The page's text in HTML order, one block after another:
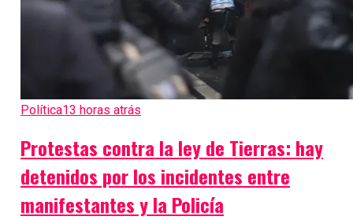
Política13 horas atrás
Protestas contra la ley de Tierras: hay
detenidos por los incidentes entre
manifestantes y la Policía